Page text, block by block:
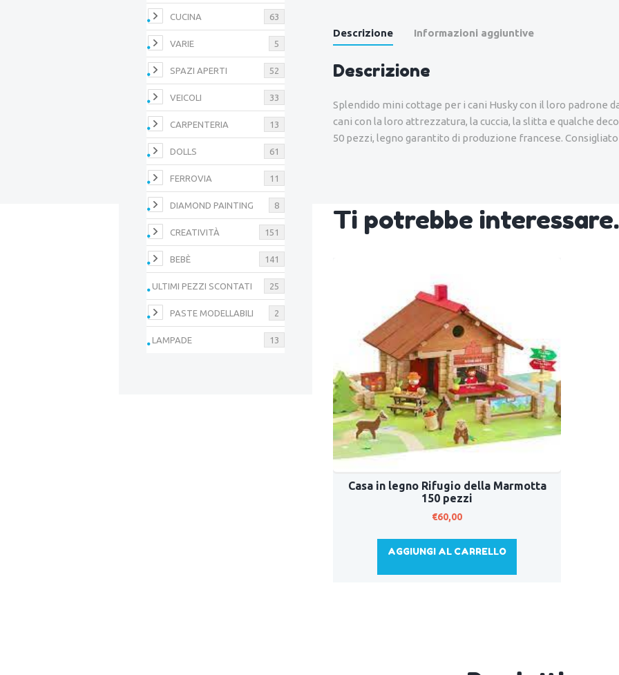
Descrizione Informazioni aggiuntive
Descrizione
Splendido mini cottage per i cani Husky con il loro padrone
cani con la loro attrezzatura, la cuccia, la slitta e qualche
50 pezzi, legno garantito di produzione francese. Consigliato
Ti potrebbe
Casa in legno Rifugio della Marmotta
150 pezzi
€60,00
AGGIUNGI AL CARRELLO
CUCINA 63
VARIE 5
SPAZI APERTI 52
VEICOLI 33
CARPENTERIA 13
DOLLS 61
FERROVIA 11
DIAMOND PAINTING 8
CREATIVITÀ 151
BEBÈ 141
ULTIMI PEZZI SCONTATI 25
PASTE MODELLABILI 2
LAMPADE 13